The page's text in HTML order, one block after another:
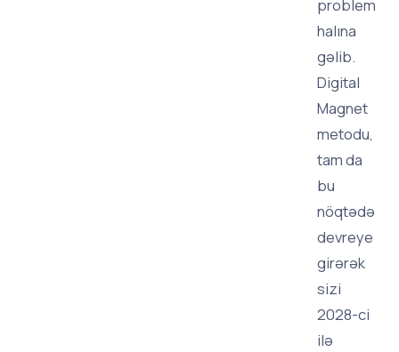
problem
halına
gəlib.
Digital
Magnet
metodu,
tam da
bu
nöqtədə
devreye
girərək
sizi
2028-ci
ilə